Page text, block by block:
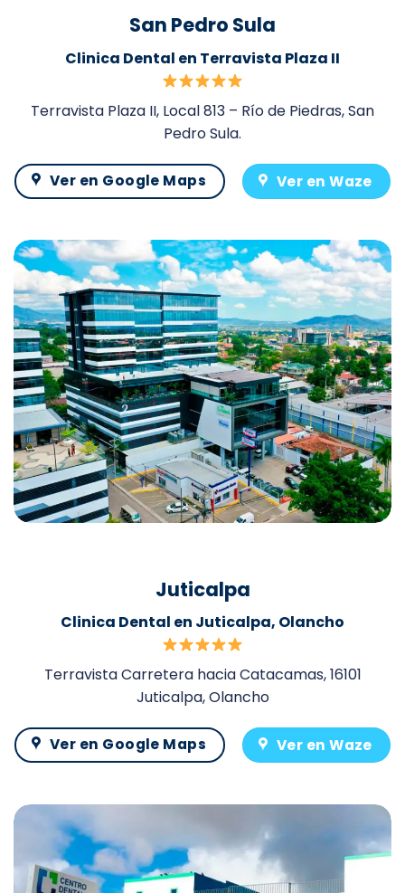
San Pedro Sula
Clinica Dental en Terravista Plaza II
Terravista Plaza II, Local 813 – Río de Piedras, San
Pedro Sula.
Ver en Google Maps Ver en Waze
Juticalpa
Clinica Dental en Juticalpa, Olancho
Terravista Carretera hacia Catacamas, 16101
Juticalpa, Olancho
Ver en Google Maps Ver en Waze